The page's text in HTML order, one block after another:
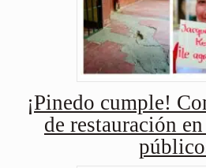
¡Pinedo cumple!
de restauración